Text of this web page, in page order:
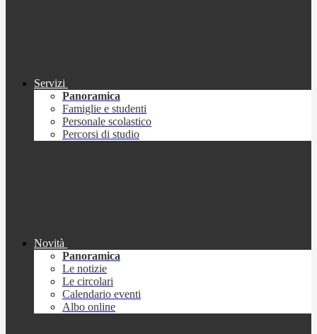
Servizi
Panoramica
Famiglie e studenti
Personale scolastico
Percorsi di studio
Novità
Panoramica
Le notizie
Le circolari
Calendario eventi
Albo online